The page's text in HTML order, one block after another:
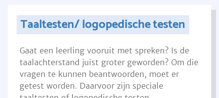
Taaltesten/ logopedische testen
Gaat een leerling vooruit met spreken? Is de
taalachterstand juist groter geworden? Om die
vragen te kunnen beantwoorden, moet er
getest worden. Daarvoor zijn speciale